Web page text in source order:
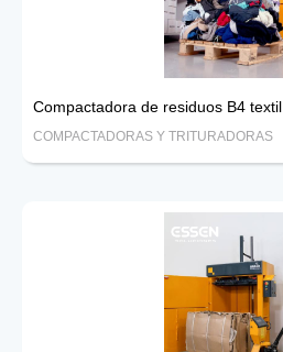
Compactadora de residuos B4 textil
COMPACTADORAS Y TRITURADORAS